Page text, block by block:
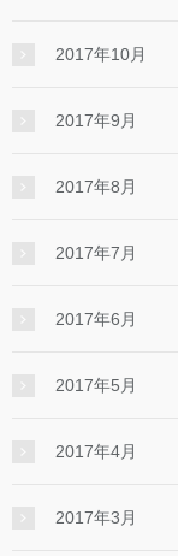
2017年10月
2017年9月
2017年8月
2017年7月
2017年6月
2017年5月
2017年4月
2017年3月